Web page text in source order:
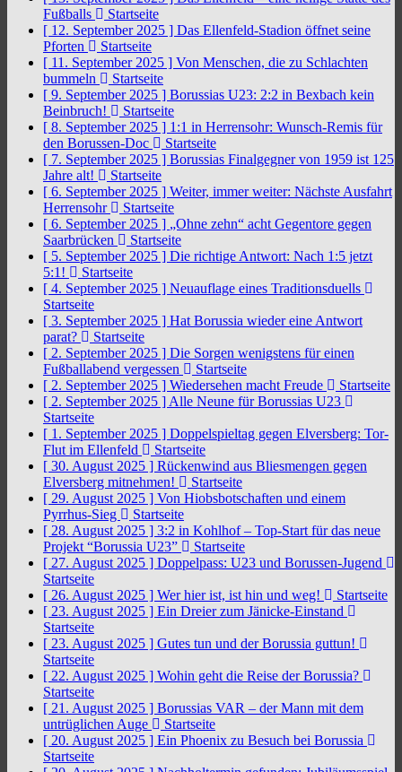
Fußballs
Startseite
[ 12. September 2025 ] Das Ellenfeld-Stadion öffnet seine
Pforten
Startseite
[ 11. September 2025 ] Von Menschen, die zu Schlachten
bummeln
Startseite
[ 9. September 2025 ] Borussias U23: 2:2 in Bexbach kein
Beinbruch!
Startseite
[ 8. September 2025 ] 1:1 in Herrensohr: Wunsch-Remis für
den Borussen-Doc
Startseite
[ 7. September 2025 ] Borussias Finalgegner von 1959 ist 125
Jahre alt!
Startseite
[ 6. September 2025 ] Weiter, immer weiter: Nächste Ausfahrt
Herrensohr
Startseite
[ 6. September 2025 ] „Ohne zehn“ acht Gegentore gegen
Saarbrücken
Startseite
[ 5. September 2025 ] Die richtige Antwort: Nach 1:5 jetzt
5:1!
Startseite
[ 4. September 2025 ] Neuauflage eines Traditionsduells
Startseite
[ 3. September 2025 ] Hat Borussia wieder eine Antwort
parat?
Startseite
[ 2. September 2025 ] Die Sorgen wenigstens für einen
Fußballabend vergessen
Startseite
[ 2. September 2025 ] Wiedersehen macht Freude
Startseite
[ 2. September 2025 ] Alle Neune für Borussias U23
Startseite
[ 1. September 2025 ] Doppelspieltag gegen Elversberg: Tor-
Flut im Ellenfeld
Startseite
[ 30. August 2025 ] Rückenwind aus Bliesmengen gegen
Elversberg mitnehmen!
Startseite
[ 29. August 2025 ] Von Hiobsbotschaften und einem
Pyrrhus-Sieg
Startseite
[ 28. August 2025 ] 3:2 in Kohlhof – Top-Start für das neue
Projekt “Borussia U23”
Startseite
[ 27. August 2025 ] Doppelpass: U23 und Borussen-Jugend
Startseite
[ 26. August 2025 ] Wer hier ist, ist hin und weg!
Startseite
[ 23. August 2025 ] Ein Dreier zum Jänicke-Einstand
Startseite
[ 23. August 2025 ] Gutes tun und der Borussia guttun!
Startseite
[ 22. August 2025 ] Wohin geht die Reise der Borussia?
Startseite
[ 21. August 2025 ] Borussias VAR – der Mann mit dem
untrüglichen Auge
Startseite
[ 20. August 2025 ] Ein Phoenix zu Besuch bei Borussia
Startseite